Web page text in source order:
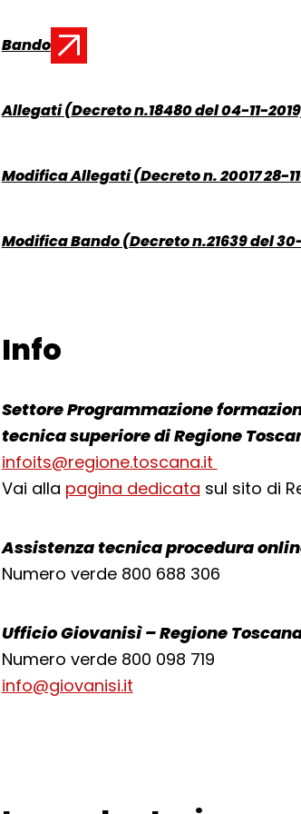
Documento:
Bando
Documento:
Allegati (Decreto n.18480 del 04-11-
Documento:
Modifica Allegati (Decreto n. 20017 28-
Documento:
Modifica Bando (Decreto n.21639 del
Info
Settore Programmazione
tecnica superiore di Regione
infoits@regione.toscana.it
Vai alla pagina dedicata sul sito di
Assistenza tecnica procedura
Numero verde 800 688 306
Ufficio Giovanisì – Regione
Numero verde 800 098 719
info@giovanisi.it
Torna alla navigazione